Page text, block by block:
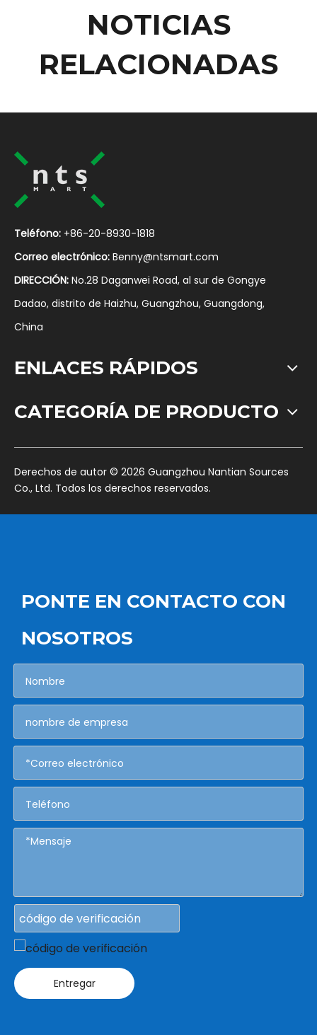
NOTICIAS
RELACIONADAS
Teléfono: +86-20-8930-1818
Correo electrónico: Benny@ntsmart.com
DIRECCIÓN: No.28 Daganwei Road, al sur de Gongye
Dadao, distrito de Haizhu, Guangzhou, Guangdong,
China
ENLACES RÁPIDOS
CATEGORÍA DE PRODUCTO
​Derechos de autor © 2026 Guangzhou Nantian Sources
Co., Ltd. Todos los derechos reservados.
PONTE EN CONTACTO CON
NOSOTROS
Entregar